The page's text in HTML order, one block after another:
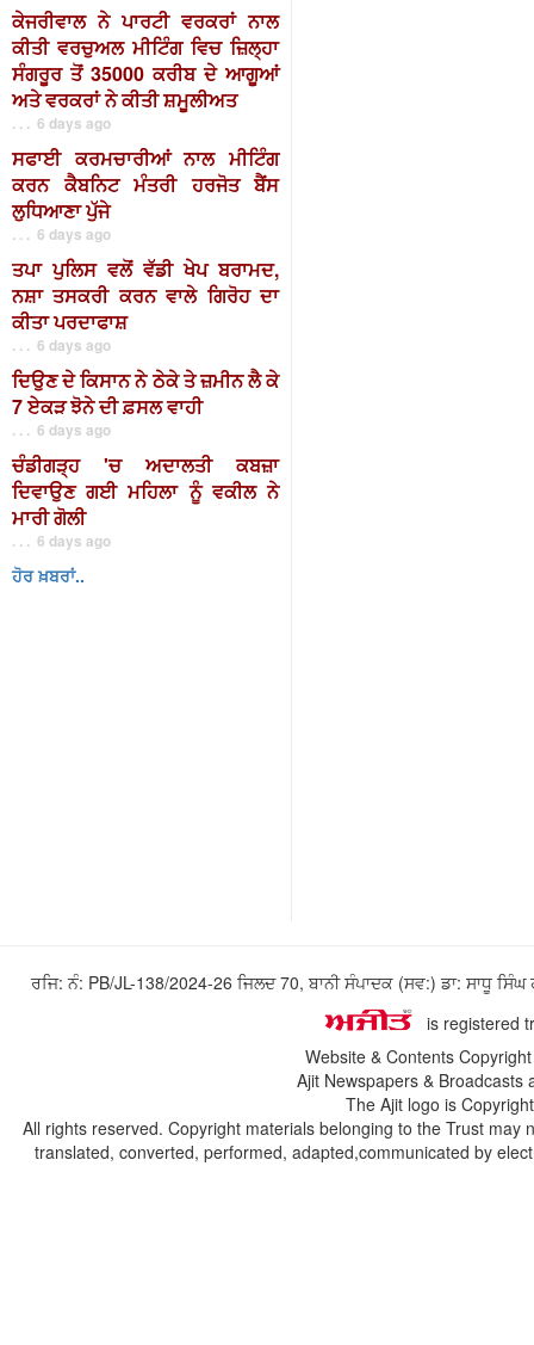
ਕੇਜਰੀਵਾਲ ਨੇ ਪਾਰਟੀ ਵਰਕਰਾਂ ਨਾਲ
ਕੀਤੀ ਵਰਚੁਅਲ ਮੀਟਿੰਗ ਵਿਚ ਜ਼ਿਲ੍ਹਾ
ਸੰਗਰੂਰ ਤੋਂ 35000 ਕਰੀਬ ਦੇ ਆਗੂਆਂ
ਅਤੇ ਵਰਕਰਾਂ ਨੇ ਕੀਤੀ ਸ਼ਮੂਲੀਅਤ
. . . 6 days ago
ਸਫਾਈ ਕਰਮਚਾਰੀਆਂ ਨਾਲ ਮੀਟਿੰਗ
ਕਰਨ ਕੈਬਨਿਟ ਮੰਤਰੀ ਹਰਜੋਤ ਬੈਂਸ
ਲੁਧਿਆਣਾ ਪੁੱਜੇ
. . . 6 days ago
ਤਪਾ ਪੁਲਿਸ ਵਲੋਂ ਵੱਡੀ ਖੇਪ ਬਰਾਮਦ,
ਨਸ਼ਾ ਤਸਕਰੀ ਕਰਨ ਵਾਲੇ ਗਿਰੋਹ ਦਾ
ਕੀਤਾ ਪਰਦਾਫਾਸ਼
. . . 6 days ago
ਦਿਉਣ ਦੇ ਕਿਸਾਨ ਨੇ ਠੇਕੇ ਤੇ ਜ਼ਮੀਨ ਲੈ ਕੇ
7 ਏਕੜ ਝੋਨੇ ਦੀ ਫ਼ਸਲ ਵਾਹੀ
. . . 6 days ago
ਚੰਡੀਗੜ੍ਹ 'ਚ ਅਦਾਲਤੀ ਕਬਜ਼ਾ
ਦਿਵਾਉਣ ਗਈ ਮਹਿਲਾ ਨੂੰ ਵਕੀਲ ਨੇ
ਮਾਰੀ ਗੋਲੀ
. . . 6 days ago
ਹੋਰ ਖ਼ਬਰਾਂ..
ਰਜਿ: ਨੰ: PB/JL-138/2024-26 ਜਿਲਦ 70, ਬਾਨੀ ਸੰਪਾਦਕ (ਸਵ:) ਡਾ: ਸਾਧੂ
is registered
Website & Contents
Ajit Newspapers &
The Ajit logo is
All rights reserved. Copyright materials belonging to the Trust
translated, converted, performed, adapted,communicated by